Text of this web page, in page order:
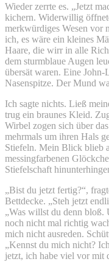
Wieder zerrte es. „Jetzt
kichern. Widerwillig
merkwürdiges Wesen vor
ich, es wäre ein kleines
Haare, die wirr in alle
dem sturmblaue Augen
übersät waren. Eine
Nasenspitze. Der Mund
Ich sagte nichts. Ließ
trug ein braunes Kleid.
Wirbel zogen sich über
mehrmals um ihren Hals
Stiefeln. Mein Blick blieb
messingfarbenen
Stiefelschaft
„Bist du jetzt fertig?“,
Bettdecke. „Steh jetzt
„Was willst du denn bloß.
noch nicht mal richtig
mich nicht ausreden.
„Kennst du mich nicht?
jetzt, ich habe viel vor mit